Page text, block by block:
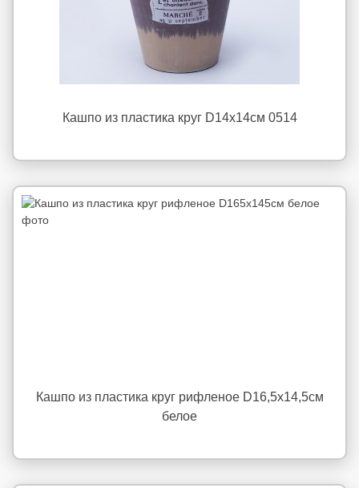
Кашпо из пластика круг D14х14см 0514
Кашпо из пластика круг рифленое D16,5х14,5см
белое